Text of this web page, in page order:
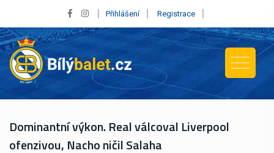
Přihlášení Registrace
Dominantní výkon. Real válcoval Liverpool
ofenzivou, Nacho ničil Salaha